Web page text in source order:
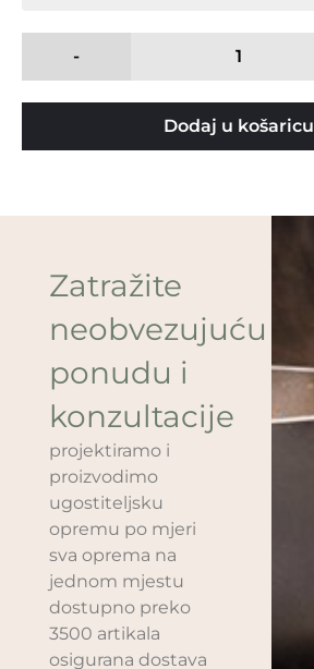
-
Dodaj u košaricu
Zatražite
neobvezujuću
ponudu i
konzultacije
projektiramo i
proizvodimo
ugostiteljsku
opremu po mjeri
sva oprema na
jednom mjestu
dostupno preko
3500 artikala
osigurana dostava